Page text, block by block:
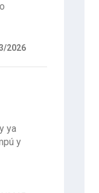
2026
ya
y